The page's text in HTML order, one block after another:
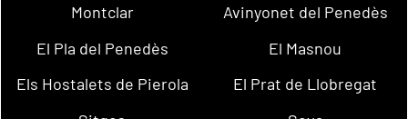
Montclar
Avinyonet del Penedès
El Pla del Penedès
El Masnou
Els Hostalets de Pierola
El Prat de Llobregat